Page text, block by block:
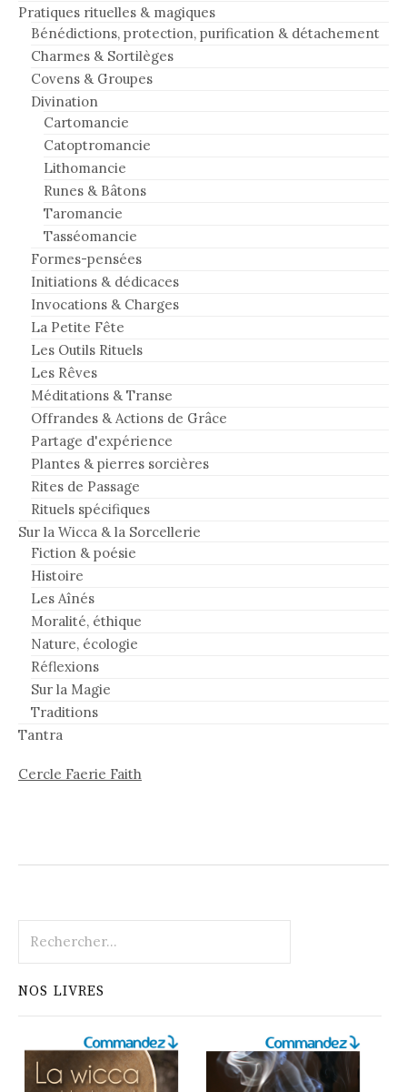
Pratiques rituelles & magiques
Bénédictions, protection, purification & détachement
Charmes & Sortilèges
Covens & Groupes
Divination
Cartomancie
Catoptromancie
Lithomancie
Runes & Bâtons
Taromancie
Tasséomancie
Formes-pensées
Initiations & dédicaces
Invocations & Charges
La Petite Fête
Les Outils Rituels
Les Rêves
Méditations & Transe
Offrandes & Actions de Grâce
Partage d'expérience
Plantes & pierres sorcières
Rites de Passage
Rituels spécifiques
Sur la Wicca & la Sorcellerie
Fiction & poésie
Histoire
Les Aînés
Moralité, éthique
Nature, écologie
Réflexions
Sur la Magie
Traditions
Tantra
Cercle Faerie Faith
NOS LIVRES